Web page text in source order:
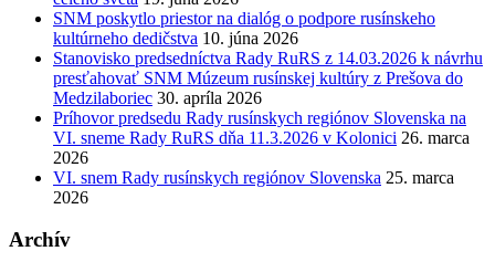
SNM poskytlo priestor na dialóg o podpore rusínskeho
kultúrneho dedičstva 10. júna 2026
Stanovisko predsedníctva Rady RuRS z 14.03.2026 k návrhu
presťahovať SNM Múzeum rusínskej kultúry z Prešova do
Medzilaboriec 30. apríla 2026
Príhovor predsedu Rady rusínskych regiónov Slovenska na
VI. sneme Rady RuRS dňa 11.3.2026 v Kolonici 26. marca
2026
VI. snem Rady rusínskych regiónov Slovenska 25. marca
2026
Archív